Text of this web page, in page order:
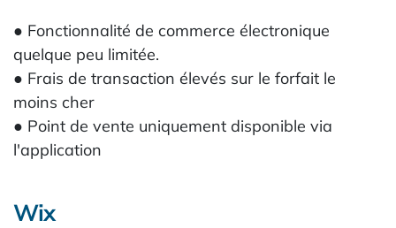
● Fonctionnalité de commerce électronique
quelque peu limitée.
● Frais de transaction élevés sur le forfait le
moins cher
● Point de vente uniquement disponible via
l'application
Wix